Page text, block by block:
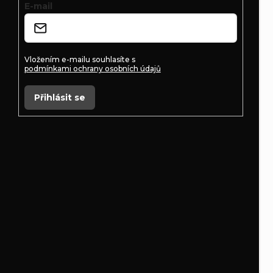
E-mail
Vložením e-mailu souhlasíte s
podmínkami ochrany osobních údajů
Přihlásit se